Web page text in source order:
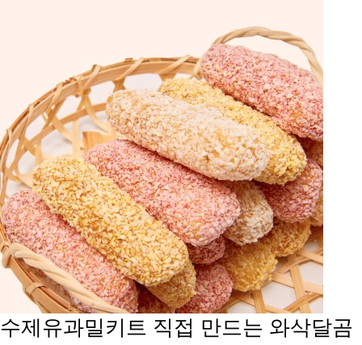
수제유과밀키트 직접 만드는 와삭달곰